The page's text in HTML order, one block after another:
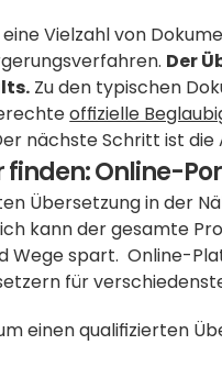
Vielzahl von
Der
Zu den typischen
offizielle
nächste Schritt ist die
Online-
Übersetzung in der
kann der gesamte
Wege spart.  Online-
für
einen qualifizierten